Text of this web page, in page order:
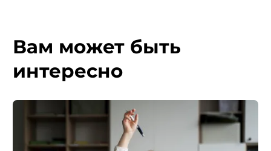
Вам может быть
интересно